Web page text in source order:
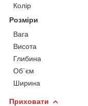
Колір
Розміри
Вага
Висота
Глибина
Об`єм
Ширина
Приховати